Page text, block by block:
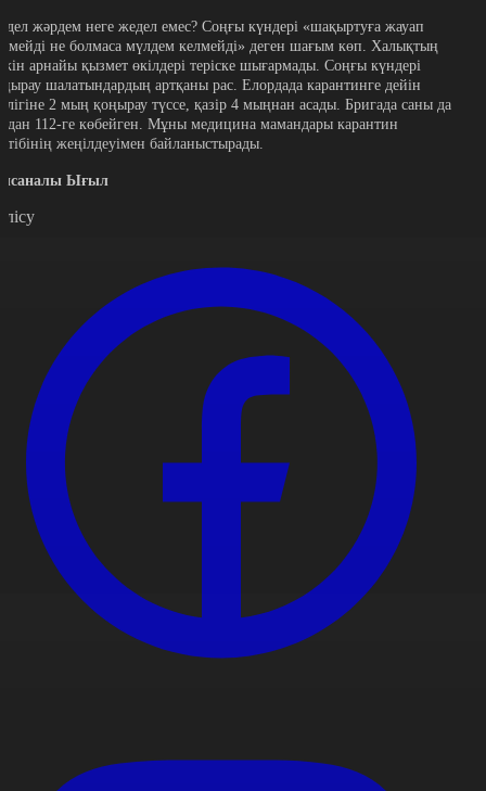
жәрдем неге жедел емес? Соңғы күндері «шақыртуға жауап
не болмаса мүлдем келмейді» деген шағым көп. Халықтың
арнайы қызмет өкілдері теріске шығармады. Соңғы күндері
шалатындардың артқаны рас. Елордада карантинге дейін
2 мың қоңырау түссе, қазір 4 мыңнан асады. Бригада саны да
дан 112-ге көбейген. Мұны медицина мамандары карантин
жеңілдеуімен байланыстырады.
Ығыл